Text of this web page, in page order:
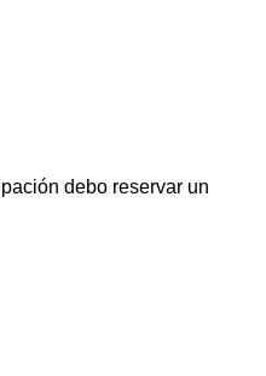
debo reservar un